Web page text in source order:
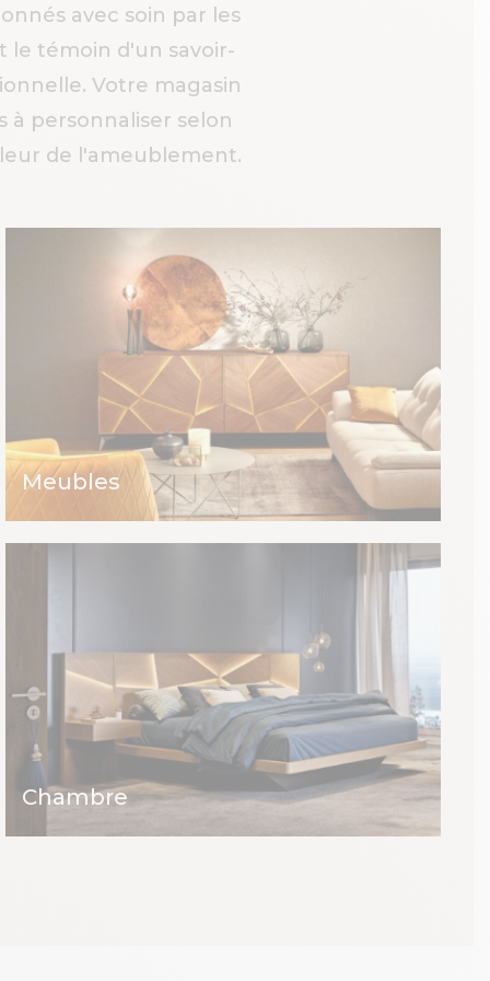
avec soin par les
le témoin d'un savoir-
Votre magasin
à personnaliser selon
de l'ameublement.
Meubles
Chambre